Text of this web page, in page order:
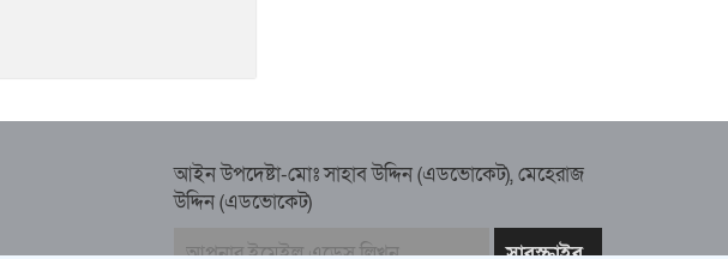
আইন উপদেষ্টা-মোঃ সাহাব উদ্দিন (এডভোকেট), মেহেরাজ
উদ্দিন (এডভোকেট)